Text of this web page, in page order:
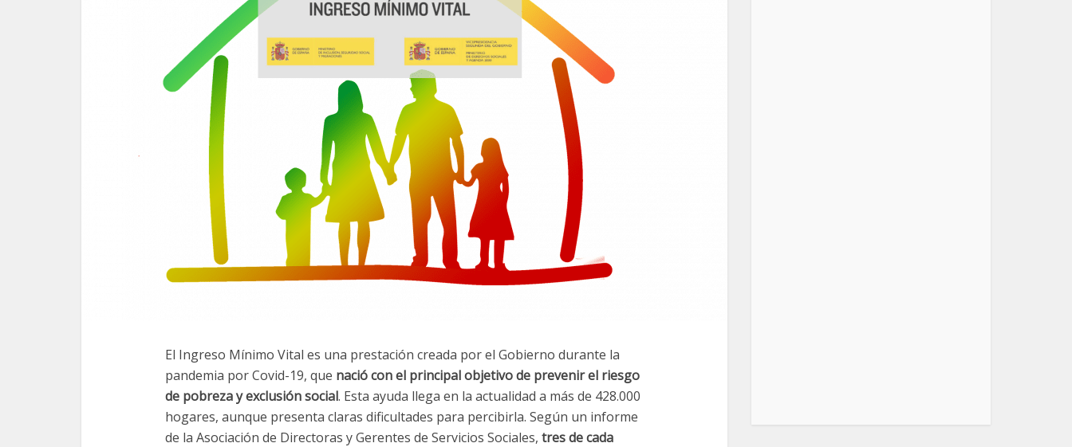
El Ingreso Mínimo Vital es una prestación creada por el Gobierno durante la
pandemia por Covid-19, que nació con el principal objetivo de prevenir el riesgo
de pobreza y exclusión social. Esta ayuda llega en la actualidad a más de 428.000
hogares, aunque presenta claras dificultades para percibirla. Según un informe
de la Asociación de Directoras y Gerentes de Servicios Sociales, tres de cada